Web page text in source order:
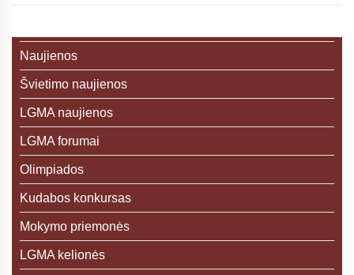
Naujienos
Švietimo naujienos
LGMA naujienos
LGMA forumai
Olimpiados
Kudabos konkursas
Mokymo priemonės
LGMA kelionės